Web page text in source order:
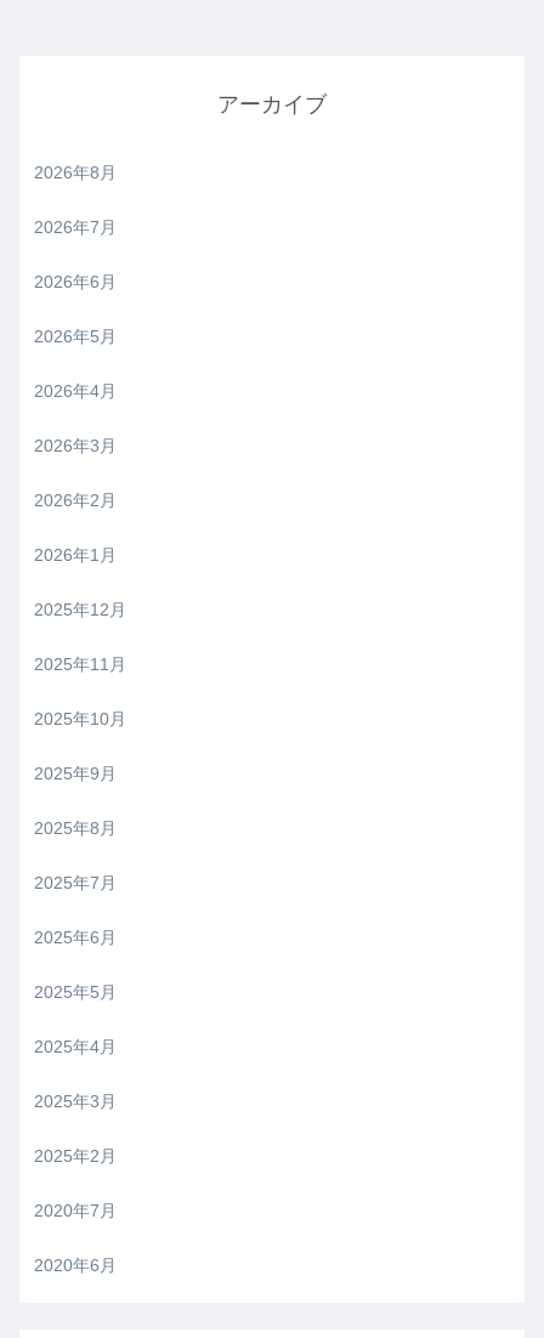
アーカイブ
2026年8月
2026年7月
2026年6月
2026年5月
2026年4月
2026年3月
2026年2月
2026年1月
2025年12月
2025年11月
2025年10月
2025年9月
2025年8月
2025年7月
2025年6月
2025年5月
2025年4月
2025年3月
2025年2月
2020年7月
2020年6月